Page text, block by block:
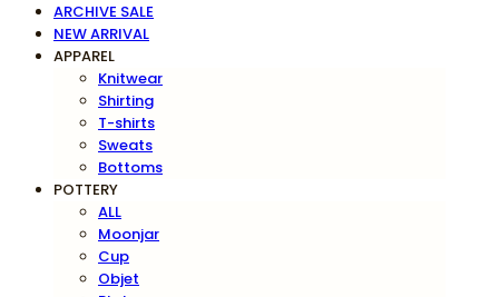
ARCHIVE SALE
NEW ARRIVAL
APPAREL
Knitwear
Shirting
T-shirts
Sweats
Bottoms
POTTERY
ALL
Moonjar
Cup
Objet